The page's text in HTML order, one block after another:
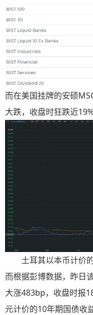
而在美国挂牌的安硕
大跌，收盘时狂跌近19%
土耳其以本币计价
而根据彭博数据，昨日
大涨483bp，收盘时报
元计价的10年期国债收